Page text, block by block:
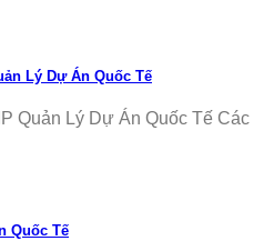
Lý Dự Án Quốc Tế
Quản Lý Dự Án Quốc Tế Các
Quốc Tế